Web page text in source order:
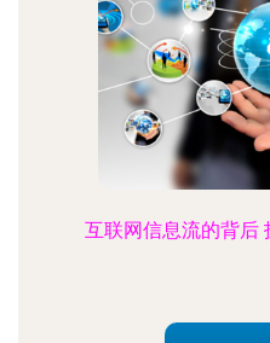
互联网信息流的背后